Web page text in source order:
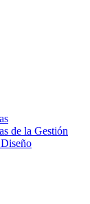
de la Gestión